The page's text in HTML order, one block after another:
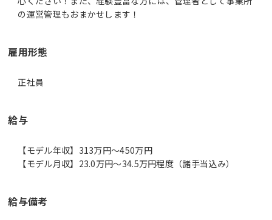
の運営管理もおまかせします！
雇用形態
正社員
給与
【モデル年収】313万円〜450万円
【モデル月収】23.0万円〜34.5万円程度（諸手当込み）
給与備考